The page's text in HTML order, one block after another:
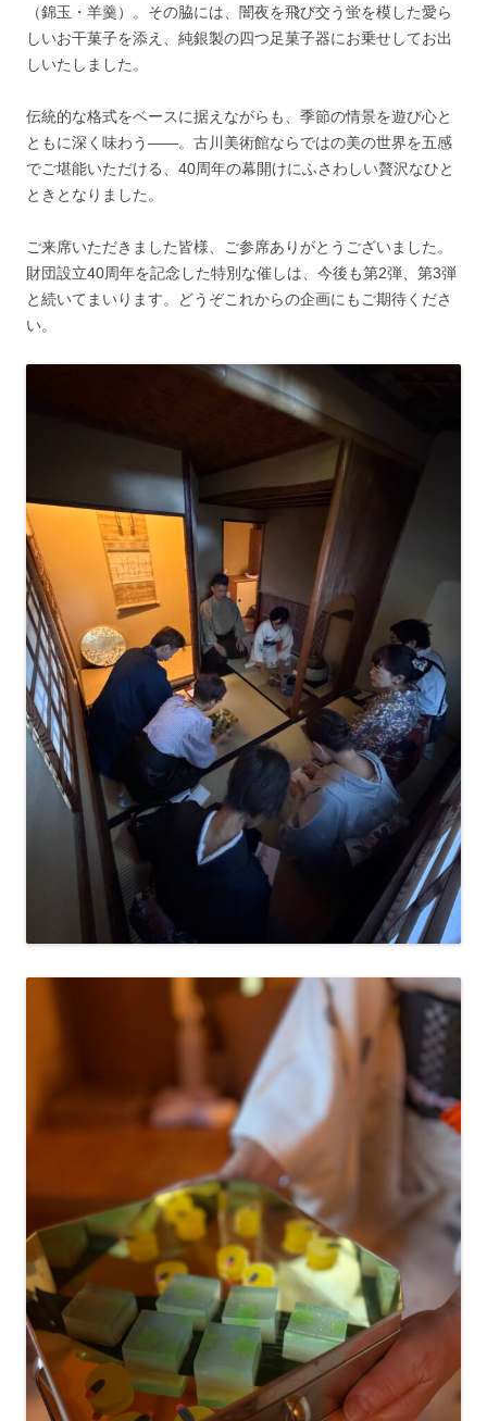
（錦玉・羊羹）。その脇には、闇夜を飛び交う蛍を模した愛ら
しいお干菓子を添え、純銀製の四つ足菓子器にお乗せしてお出
しいたしました。
伝統的な格式をベースに据えながらも、季節の情景を遊び心と
ともに深く味わう――。古川美術館ならではの美の世界を五感
でご堪能いただける、40周年の幕開けにふさわしい贅沢なひと
ときとなりました。
ご来席いただきました皆様、ご参席ありがとうございました。
財団設立40周年を記念した特別な催しは、今後も第2弾、第3弾
と続いてまいります。どうぞこれからの企画にもご期待くださ
い。